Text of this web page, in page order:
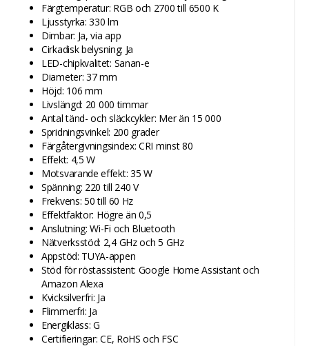
Färgtemperatur: RGB och 2700 till 6500 K
Ljusstyrka: 330 lm
Dimbar: Ja, via app
Cirkadisk belysning: Ja
LED-chipkvalitet: Sanan-e
Diameter: 37 mm
Höjd: 106 mm
Livslängd: 20 000 timmar
Antal tänd- och släckcykler: Mer än 15 000
Spridningsvinkel: 200 grader
Färgåtergivningsindex: CRI minst 80
Effekt: 4,5 W
Motsvarande effekt: 35 W
Spänning: 220 till 240 V
Frekvens: 50 till 60 Hz
Effektfaktor: Högre än 0,5
Anslutning: Wi-Fi och Bluetooth
Nätverksstöd: 2,4 GHz och 5 GHz
Appstöd: TUYA-appen
Stöd för röstassistent: Google Home Assistant och
Amazon Alexa
Kvicksilverfri: Ja
Flimmerfri: Ja
Energiklass: G
Certifieringar: CE, RoHS och FSC